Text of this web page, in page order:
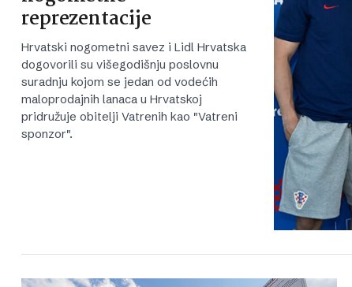
reprezentacije
Hrvatski nogometni savez i Lidl Hrvatska
dogovorili su višegodišnju poslovnu
suradnju kojom se jedan od vodećih
maloprodajnih lanaca u Hrvatskoj
pridružuje obitelji Vatrenih kao "Vatreni
sponzor".